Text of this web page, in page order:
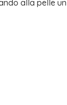
alla pelle